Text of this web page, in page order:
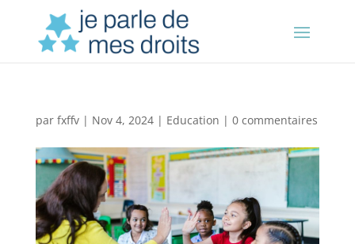
par fxffv| Nov 4, 2024| Education | 0 commentaires